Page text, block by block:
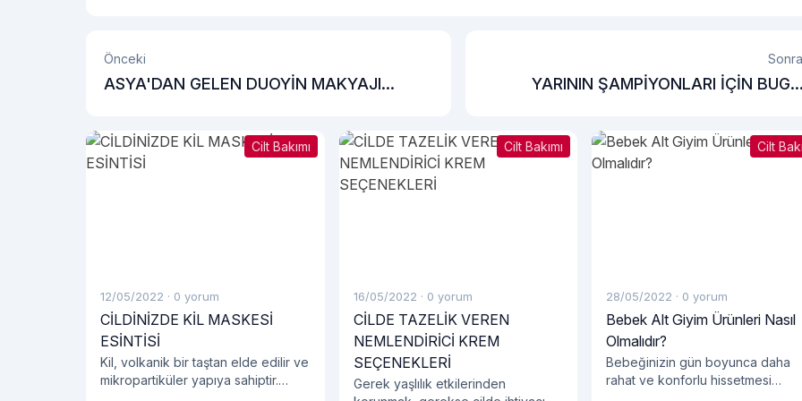
Önceki
ASYA'DAN GELEN DUOYİN MAKYAJI
YARININ ŞAMPİYONLARI İÇİN
Cilt Bakımı
12/05/2022 · 0 yorum
CİLDİNİZDE KİL MASKESİ
ESİNTİSİ
Kil, volkanik bir taştan elde edilir ve
mikropartiküler yapıya sahiptir.
Cilt Bakımı
16/05/2022 · 0 yorum
CİLDE TAZELİK VEREN
NEMLENDİRİCİ KREM
SEÇENEKLERİ
Gerek yaşlılık etkilerinden
Cilt
28/05/2022 · 0 yorum
Bebek Alt Giyim Ürünleri Nasıl
Olmalıdır?
Bebeğinizin gün boyunca daha
rahat ve konforlu hissetmesi